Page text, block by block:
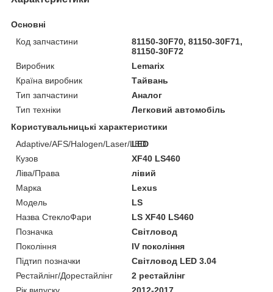
Основні
Код запчастини
81150-30F70, 81150-30F71,
81150-30F72
Виробник
Lemarix
Країна виробник
Тайвань
Тип запчастини
Аналог
Тип техніки
Легковий автомобіль
Користувальницькі характеристики
Adaptive/AFS/Halogen/Laser/LED
LED
Кузов
XF40 LS460
Ліва/Права
лівий
Марка
Lexus
Мoдель
LS
Назва СтеклоФари
LS XF40 LS460
Позначка
Світловод
Покоління
IV покоління
Підтип позначки
Світловод LED 3.04
Рестайлінг/Дорестайлінг
2 рестайлінг
Рік випуску
2012-2017